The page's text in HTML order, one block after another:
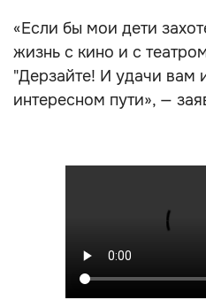
«Если бы мои дети
жизнь с кино и с
"Дерзайте! И удачи вам
интересном пути», —